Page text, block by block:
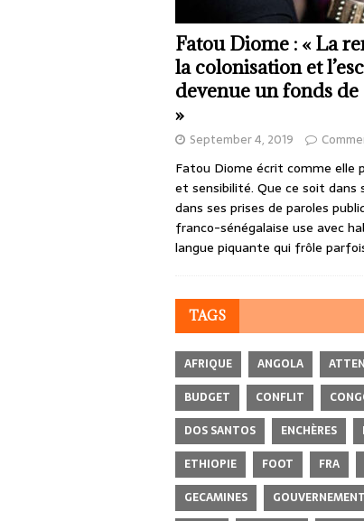
Fatou Diome : « La
la colonisation et
devenue un fonds
»
September 4, 2019
Fatou Diome écrit comme elle
et sensibilité. Que ce soit dans
dans ses prises de paroles
franco-sénégalaise use avec
langue piquante qui frôle
TAGS
AFRIQUE ANGOLA
BUDGET
CONFLIT
DOS SANTOS
ENCHÈRES
ETHIOPIE
FOOT FRA
GECAMINES
GOUVERNEMENT